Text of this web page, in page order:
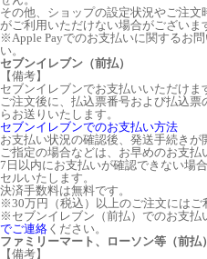
その他、ショップの設定状況やご注
がご利用いただけない場合がございま
※Apple Payでのお支払いに関するお
い。
セブンイレブン（前払）
【備考】
セブンイレブンでお支払いいただけま
ご注文後に、払込票番号および払込
らお送りいたします。
セブンイレブンでのお支払い方法
お支払い状況の確認後、発送手続き
ご指定の場合などは、お早めのお支払
7日以内にお支払いが確認できない場
セルいたします。
決済手数料は無料です。
※30万円（税込）以上のご注文にはご
※セブンイレブン（前払）でのお支払
でご連絡 ください。
ファミリーマート、ローソン等（前払）
【備考】